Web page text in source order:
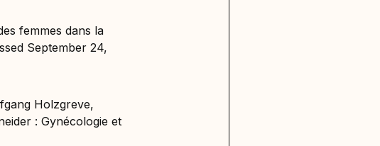
femmes dans la
September 24,
Holzgreve,
: Gynécologie et